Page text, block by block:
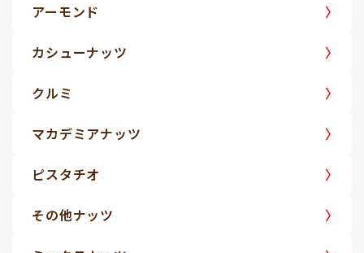
アーモンド
カシューナッツ
クルミ
マカデミアナッツ
ピスタチオ
その他ナッツ